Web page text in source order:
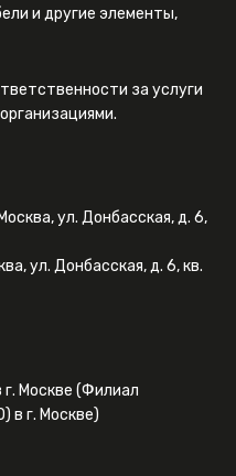
и другие элементы,
за услуги
ул. Донбасская, д. 6,
ул. Донбасская, д. 6, кв.
Москве (Филиал
в г. Москве)